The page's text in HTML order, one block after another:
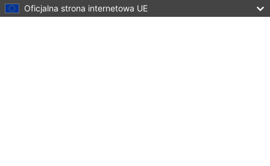
Oficjalna strona internetowa UE